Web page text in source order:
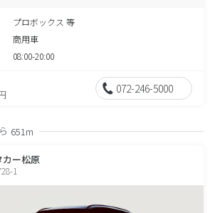
プロボックス 等
商用車
08:00-20:00
072-246-5000
651m
カー松原
1